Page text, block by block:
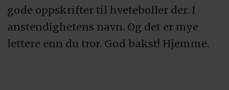
gode oppskrifter til hveteboller der. I
anstendighetens navn. Og det er mye
lettere enn du tror. God bakst! Hjemme.